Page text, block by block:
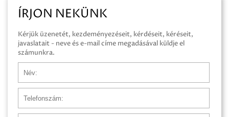
ÍRJON NEKÜNK
Kérjük üzenetét, kezdeményezéseit, kérdéseit, kéréseit,
javaslatait - neve és e-mail címe megadásával küldje el
számunkra.